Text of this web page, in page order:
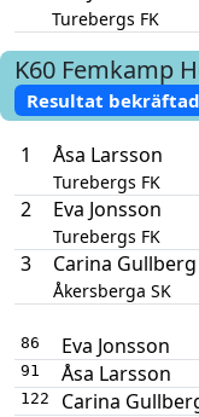
Turebergs FK
K60 Femkamp
Resultat
1 Åsa Larsson
Turebergs FK
2 Eva Jonsson
Turebergs FK
3 Carina Gullberg
Åkersberga SK
86 Eva Jonsson
91 Åsa Larsson
122 Carina